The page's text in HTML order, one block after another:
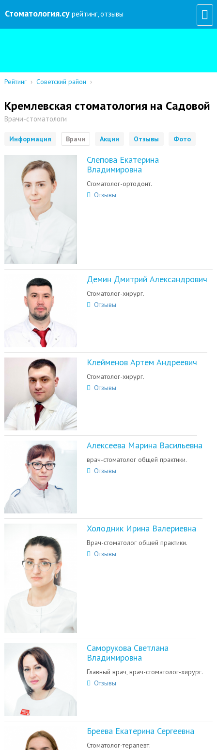
Стоматология.су рейтинг, отзывы
Рейтинг › Советский район ›
Кремлевская стоматология на Садовой
Врачи-стоматологи
Информация Врачи Акции Отзывы Фото
Слепова Екатерина
Владимировна
Стоматолог-ортодонт.
Отзывы
Демин Дмитрий Александрович
Стоматолог-хирург.
Отзывы
Клейменов Артем Андреевич
Стоматолог-хирург.
Отзывы
Алексеева Марина Васильевна
врач-стоматолог общей практики.
Отзывы
Холодник Ирина Валериевна
Врач-стоматолог общей практики.
Отзывы
Саморукова Светлана
Владимировна
Главный врач, врач-стоматолог-хирург.
Отзывы
Бреева Екатерина Сергеевна
Стоматолог-терапевт.